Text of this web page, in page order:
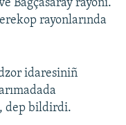
Bağçasaray rayonı.
rayonlarında
idaresiniñ
dep bildirdi.